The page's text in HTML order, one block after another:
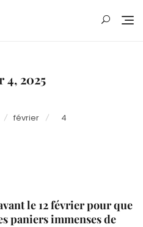
4, 2025
février 4
le 12 février pour que
paniers immenses de